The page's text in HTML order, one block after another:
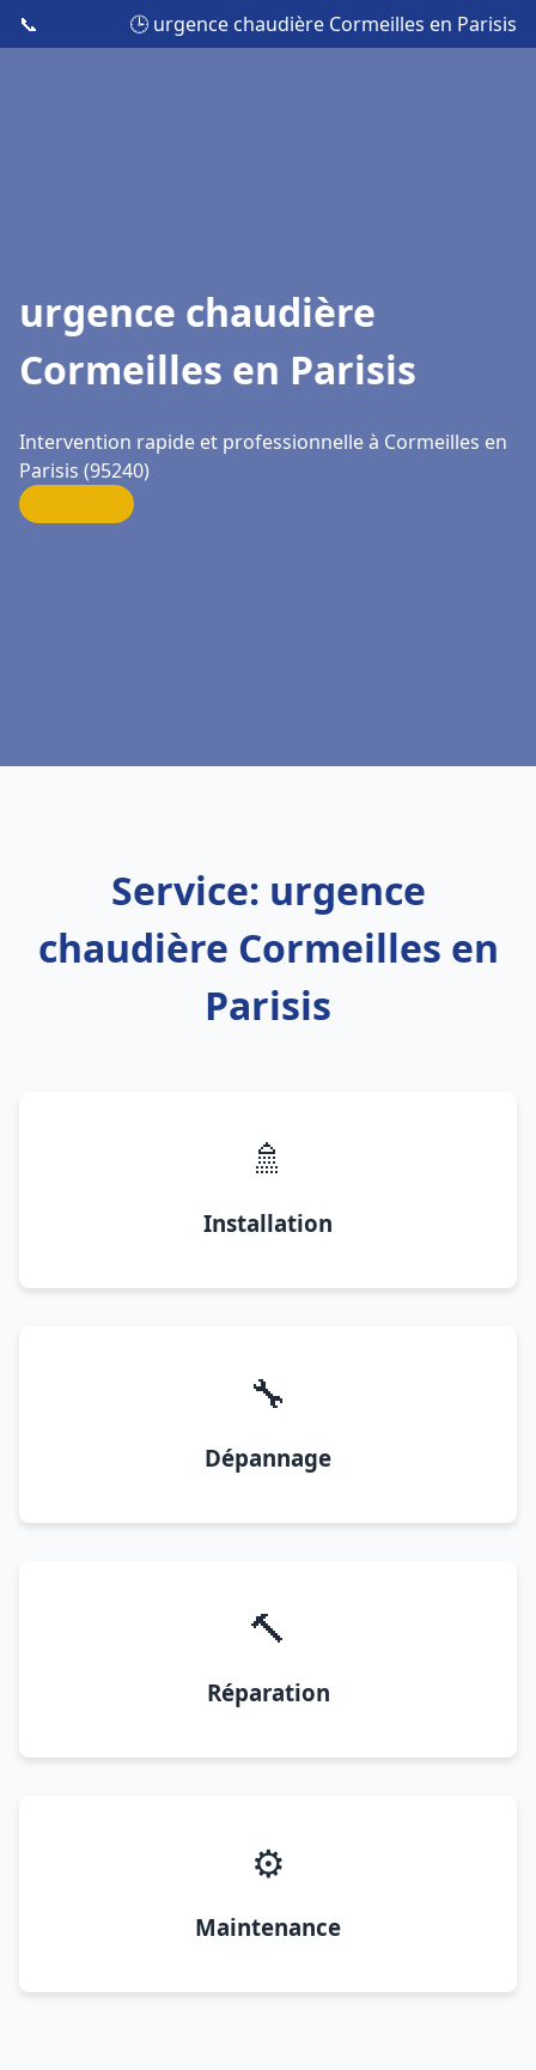
📞 🕒 urgence chaudière Cormeilles en Parisis
urgence chaudière
Cormeilles en Parisis
Intervention rapide et professionnelle à Cormeilles en
Parisis (95240)
Service: urgence
chaudière Cormeilles en
Parisis
🚿
Installation
🔧
Dépannage
🔨
Réparation
⚙️
Maintenance